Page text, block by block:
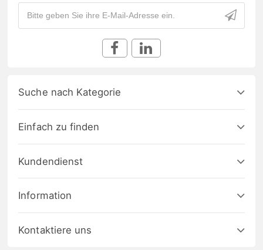
Suche nach Kategorie
Einfach zu finden
Kundendienst
Information
Kontaktiere uns